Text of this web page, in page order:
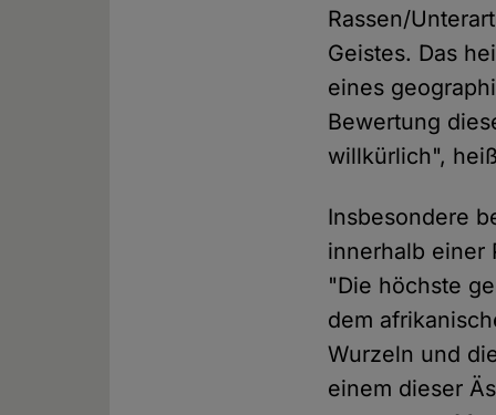
Rassen/
Geistes. Das
eines
Bewertung
willkürlich",
Insbesondere
innerhalb einer
"Die höchste
dem
Wurzeln und
einem dieser